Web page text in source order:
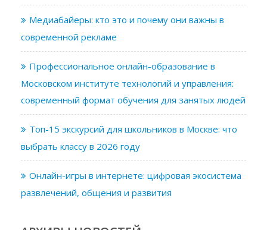
Медиабайеры: кто это и почему они важны в
современной рекламе
Профессиональное онлайн-образование в
Московском институте технологий и управления:
современный формат обучения для занятых людей
Топ-15 экскурсий для школьников в Москве: что
выбрать классу в 2026 году
Онлайн-игры в интернете: цифровая экосистема
развлечений, общения и развития